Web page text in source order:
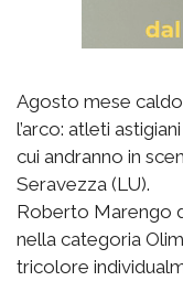
Agosto mese
l’arco: atleti
cui andranno in
Seravezza (LU).
Roberto Marengo
nella categoria
tricolore